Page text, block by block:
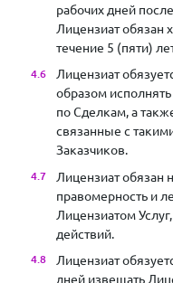
рабочих дней
Лицензиат обязан
течение 5 (пяти)
Лицензиат
образом
по Сделкам, а
связанные с
Заказчиков.
Лицензиат обязан
правомерность и
Лицензиатом
действий.
Лицензиат
дней извещать